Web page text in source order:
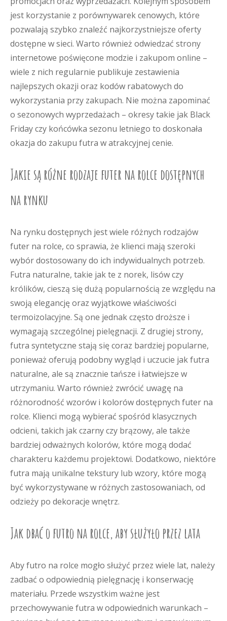
jest korzystanie z porównywarek cenowych, które
pozwalają szybko znaleźć najkorzystniejsze oferty
dostępne w sieci. Warto również odwiedzać strony
internetowe poświęcone modzie i zakupom online –
wiele z nich regularnie publikuje zestawienia
najlepszych okazji oraz kodów rabatowych do
wykorzystania przy zakupach. Nie można zapominać
o sezonowych wyprzedażach – okresy takie jak Black
Friday czy końcówka sezonu letniego to doskonała
okazja do zakupu futra w atrakcyjnej cenie.
Jakie są różne rodzaje futer na rolce dostępnych
na rynku
Na rynku dostępnych jest wiele różnych rodzajów
futer na rolce, co sprawia, że klienci mają szeroki
wybór dostosowany do ich indywidualnych potrzeb.
Futra naturalne, takie jak te z norek, lisów czy
królików, cieszą się dużą popularnością ze względu na
swoją elegancję oraz wyjątkowe właściwości
termoizolacyjne. Są one jednak często droższe i
wymagają szczególnej pielęgnacji. Z drugiej strony,
futra syntetyczne stają się coraz bardziej popularne,
ponieważ oferują podobny wygląd i uczucie jak futra
naturalne, ale są znacznie tańsze i łatwiejsze w
utrzymaniu. Warto również zwrócić uwagę na
różnorodność wzorów i kolorów dostępnych futer na
rolce. Klienci mogą wybierać spośród klasycznych
odcieni, takich jak czarny czy brązowy, ale także
bardziej odważnych kolorów, które mogą dodać
charakteru każdemu projektowi. Dodatkowo, niektóre
futra mają unikalne tekstury lub wzory, które mogą
być wykorzystywane w różnych zastosowaniach, od
odzieży po dekoracje wnętrz.
Jak dbać o futro na rolce, aby służyło przez lata
Aby futro na rolce mogło służyć przez wiele lat, należy
zadbać o odpowiednią pielęgnację i konserwację
materiału. Przede wszystkim ważne jest
przechowywanie futra w odpowiednich warunkach –